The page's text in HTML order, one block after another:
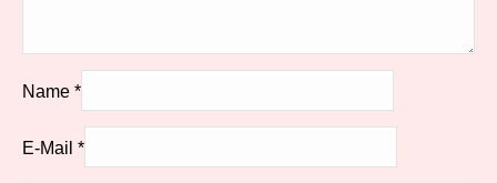
Name *
E-Mail *